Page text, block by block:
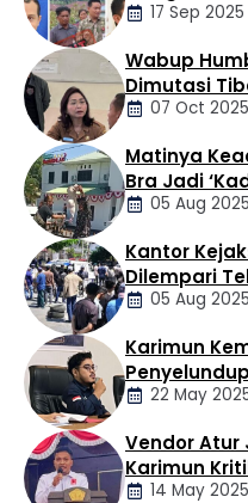
komentar yang
Salah satu akun
Sidikalang, …
Berita
Daerah
17 Sep 2025
Berita
Daerah
Wabup
Dimutasi
Bupati
07 Oct 2025
Berita
Daerah
Matinya
Bra Jadi
05 Aug 2025
Berita
Daerah
Kantor
Dilempari
Keluarga
05 Aug 2025
Berita
Daerah
Karimun
Desak
22 May
Vendor Atur
Karimun
14 May 2025